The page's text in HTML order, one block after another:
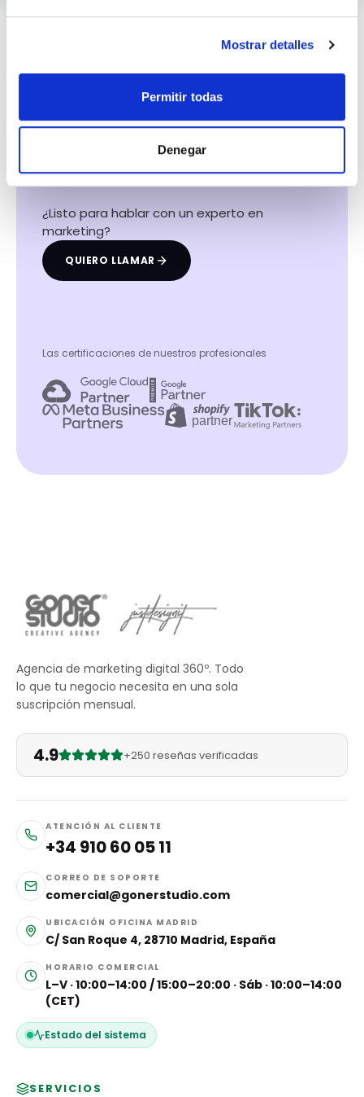
Mostrar detalles
Permitir todas
Denegar
Hacemos que tu
negocio crezca con el
marketing digital
¿Listo para hablar con un experto en
marketing?
QUIERO LLAMAR
Las certificaciones de nuestros profesionales
Agencia de marketing digital 360º. Todo
lo que tu negocio necesita en una sola
suscripción mensual.
4.9 +250 reseñas verificadas
ATENCIÓN AL CLIENTE
+34 910 60 05 11
CORREO DE SOPORTE
comercial@gonerstudio.com
UBICACIÓN OFICINA MADRID
C/ San Roque 4, 28710 Madrid, España
HORARIO COMERCIAL
L–V · 10:00–14:00 / 15:00–20:00 · Sáb · 10:00–14:00
(CET)
Estado del sistema
SERVICIOS